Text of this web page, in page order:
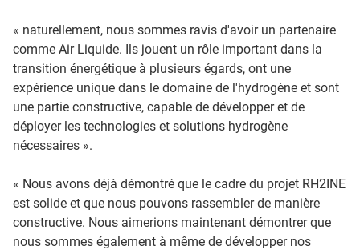
« naturellement, nous sommes ravis d'avoir un partenaire
comme Air Liquide. Ils jouent un rôle important dans la
transition énergétique à plusieurs égards, ont une
expérience unique dans le domaine de l'hydrogène et sont
une partie constructive, capable de développer et de
déployer les technologies et solutions hydrogène
nécessaires ».
« Nous avons déjà démontré que le cadre du projet RH2INE
est solide et que nous pouvons rassembler de manière
constructive. Nous aimerions maintenant démontrer que
nous sommes également à même de développer nos